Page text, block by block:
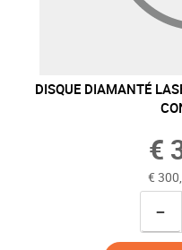
DISQUE DIAMANTÉ
€
€
−